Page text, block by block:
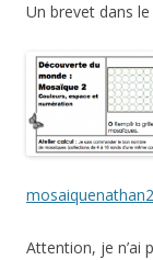
Un brevet dans
Attention, je n’ai